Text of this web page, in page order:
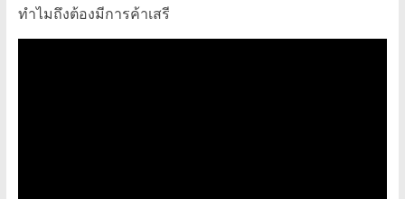
ทำไมถึงต้องมีการค้าเสรี